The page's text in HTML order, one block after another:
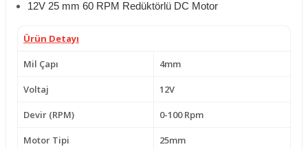
12V 25 mm 60 RPM Redüktörlü DC Motor
Ürün Detayı
Mil Çapı 4mm
Voltaj 12V
Devir (RPM) 0-100 Rpm
Motor Tipi 25mm